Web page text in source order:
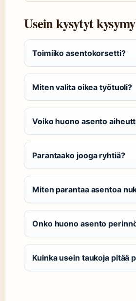
Usein kysytyt
Toimiiko asentokorsetti?
Miten valita oikea työtuoli?
Voiko huono asento
Parantaako jooga ryhtiä?
Miten parantaa asentoa
Onko huono asento
Kuinka usein taukoja pitää